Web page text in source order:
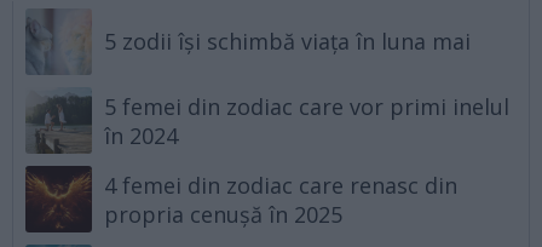
5 zodii își schimbă viața în luna mai
5 femei din zodiac care vor primi inelul
în 2024
4 femei din zodiac care renasc din
propria cenușă în 2025